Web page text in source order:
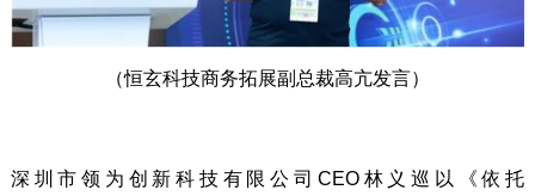
（恒玄科技商务拓展副总裁高亢发言）
深圳市领为创新科技有限公司CEO林义巡以《依托